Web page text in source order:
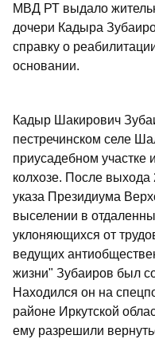
МВД РТ выдало
дочери Кадыра
справку о
основании.
Кадыр Шакирович
пестречинском селе
приусадебном участке
колхозе. После выхода
указа Президиума
выселении в
уклоняющихся от
ведущих
жизни" Зубаиров был
Находился он на
районе Иркутской
ему разрешили